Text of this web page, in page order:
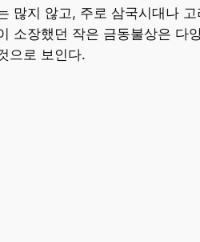
많지 않고, 주로 삼국시대나 고
소장했던 작은 금동불상은 다
으로 보인다.